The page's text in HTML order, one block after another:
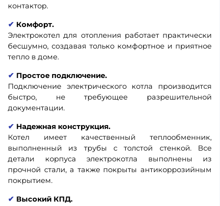
контактор.
✔ Комфорт.
Электрокотел для отопления работает практически
бесшумно, создавая только комфортное и приятное
тепло в доме.
✔ Простое подключение.
Подключение электрического котла производится
быстро, не требующее разрешительной
документации.
✔ Надежная конструкция.
Котел имеет качественный теплообменник,
выполненный из трубы с толстой стенкой. Все
детали корпуса электрокотла выполнены из
прочной стали, а также покрыты антикоррозийным
покрытием.
✔ Высокий КПД.